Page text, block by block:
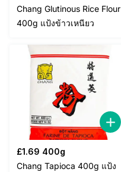
Chang Glutinous Rice Flour
400g แป้งข้าวเหนียว
£1.69 400g
Chang Tapioca 400g แป้ง